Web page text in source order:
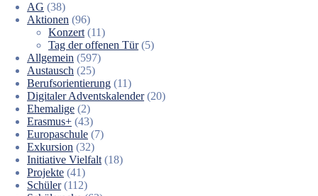
AG (38)
Aktionen (96)
Konzert (11)
Tag der offenen Tür(5)
Allgemein (597)
Austausch (25)
Berufsorientierung (11)
Digitaler Adventskalender(20)
Ehemalige (2)
Erasmus+ (43)
Europaschule (7)
Exkursion (32)
Initiative Vielfalt (18)
Projekte (41)
Schüler(112)